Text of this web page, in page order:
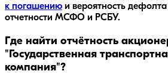
к погашению и вероятность
отчетности МСФО и РСБУ.
Где найти отчётность
"Государственная
компания"?